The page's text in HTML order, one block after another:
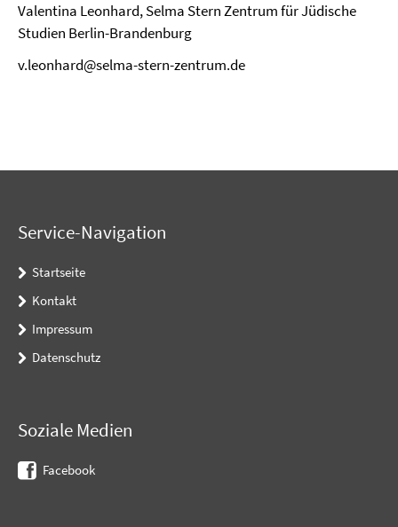
Valentina Leonhard, Selma Stern Zentrum für Jüdische
Studien Berlin-Brandenburg
v.leonhard@selma-stern-zentrum.de
Service-Navigation
Startseite
Kontakt
Impressum
Datenschutz
Soziale Medien
Facebook